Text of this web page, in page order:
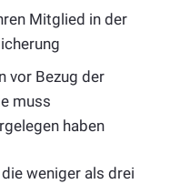
Mitglied in der
vor Bezug der
muss
haben
weniger als drei